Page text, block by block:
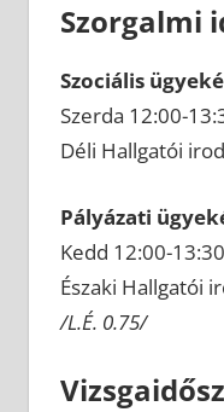
Szorgalmi
Szociális
Szerda 12:00-
Déli Hallgatói
Pályázati
Kedd 12:00-13:30
Északi Hallgatói
/L.É. 0.75/